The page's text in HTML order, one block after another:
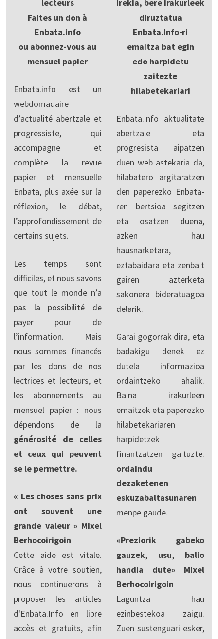
lecteurs
Faites un don à
Enbata.info
ou abonnez-vous au
mensuel papier
Enbata.info est un
webdomadaire
d’actualité abertzale et
progressiste, qui
accompagne et
complète la revue
papier et mensuelle
Enbata, plus axée sur la
réflexion, le débat,
l’approfondissement de
certains sujets.
Les temps sont
difficiles, et nous savons
que tout le monde n’a
pas la possibilité de
payer pour de
l’information. Mais
nous sommes financés
par les dons de nos
lectrices et lecteurs, et
les abonnements au
mensuel papier : nous
dépendons de la
générosité de celles
et ceux qui peuvent
se le permettre.
« Les choses sans prix
ont souvent une
grande valeur » Mixel
Berhocoirigoin
Cette aide est vitale.
Grâce à votre soutien,
nous continuerons à
proposer les articles
d'Enbata.Info en libre
accès et gratuits, afin
irekia, bere irakurleek
diruztatua
Enbata.Info-ri
emaitza bat egin
edo harpidetu
zaitezte
hilabetekariari
Enbata.info aktualitate
abertzale eta
progresista aipatzen
duen web astekaria da,
hilabatero argitaratzen
den paperezko Enbata-
ren bertsioa segitzen
eta osatzen duena,
azken hau
hausnarketara,
eztabaidara eta zenbait
gairen azterketa
sakonera bideratuagoa
delarik.
Garai gogorrak dira, eta
badakigu denek ez
dutela informazioa
ordaintzeko ahalik.
Baina irakurleen
emaitzek eta paperezko
hilabetekariaren
harpidetzek
finantzatzen gaituzte:
ordaindu
dezaketenen
eskuzabaltasunaren
menpe gaude.
«Preziorik gabeko
gauzek, usu, balio
handia dute» Mixel
Berhocoirigoin
Laguntza hau
ezinbestekoa zaigu.
Zuen sustenguari esker,